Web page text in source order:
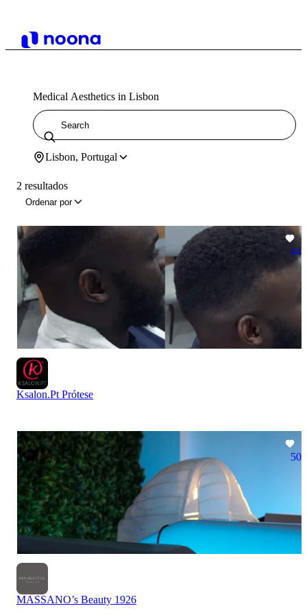
Medical Aesthetics in Lisbon
Lisbon, Portugal
2 resultados
Ordenar por
44
Ksalon.Pt Prótese
50
MASSANO’s Beauty 1926